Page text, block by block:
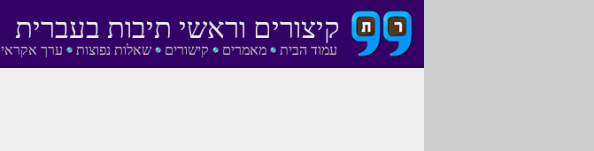
עמוד הבית מאמרים קישורים שאלות נפוצות ערך אקראי
קיצורים וראשי תיבות בעברית